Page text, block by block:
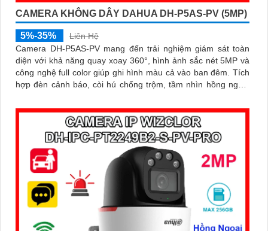
CAMERA KHÔNG DÂY DAHUA DH-P5AS-PV (5MP)
5%-35%
Liên Hệ
Camera DH-P5AS-PV mang đến trải nghiệm giám sát toàn
diện với khả năng quay xoay 360°, hình ảnh sắc nét 5MP và
công nghệ full color giúp ghi hình màu cả vào ban đêm. Tích
hợp đèn cảnh báo, còi hú chống trộm, tầm nhìn hồng ngoại
camera hoạt động ổn định trong mọi điều kiện